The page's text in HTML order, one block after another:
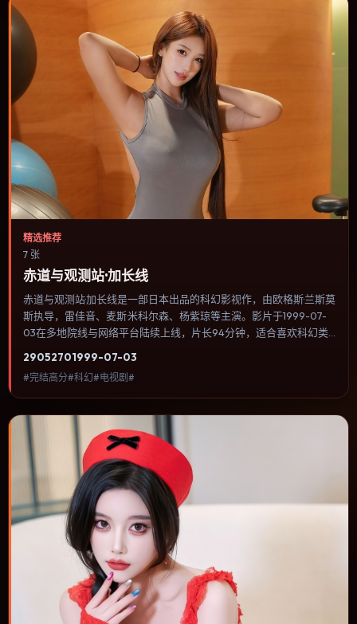
精选推荐
7 张
赤道与观测站·加长线
赤道与观测站·加长线是一部日本出品的科幻影视作，由欧格斯·兰斯莫
斯执导，雷佳音、麦斯·米科尔森、杨紫琼等主演。影片于1999-07-
03在多地院线与网络平台陆续上线，片长94分钟，适合喜欢科幻类
与情节推进，节奏与视听语言统一，可作为休闲观影或类型片补片的
选择。
29052701999-07-03
#完结高分#科幻#电视剧#